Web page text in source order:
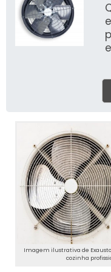
Imagem ilustrativa de
cozinha